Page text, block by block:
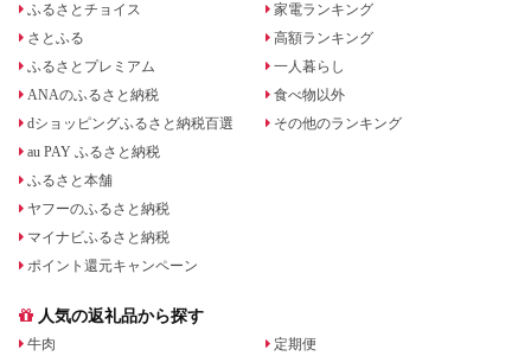
ふるさとチョイス
さとふる
ふるさとプレミアム
ANAのふるさと納税
dショッピングふるさと納税百選
au PAY ふるさと納税
ふるさと本舗
ヤフーのふるさと納税
マイナビふるさと納税
ポイント還元キャンペーン
家電ランキング
高額ランキング
一人暮らし
食べ物以外
その他のランキング
人気の返礼品から探す
牛肉
定期便